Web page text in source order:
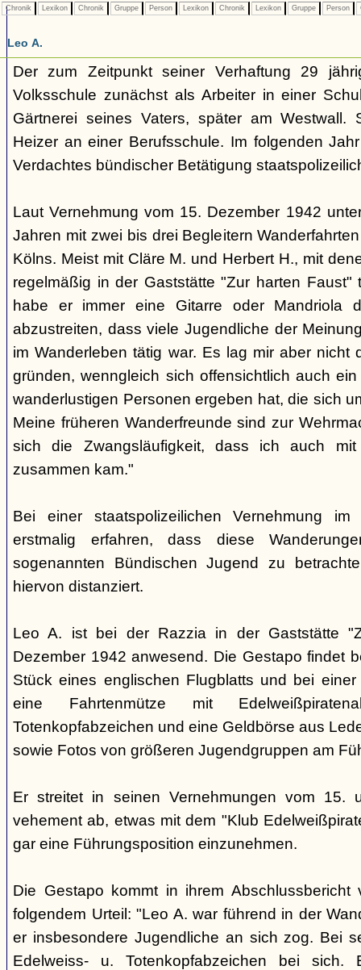
Chronik Lexikon Chronik Gruppe Person Lexikon Chronik Lexikon Gruppe Person
Leo A.
Der zum Zeitpunkt seiner Verhaftung 29
Volksschule zunächst als Arbeiter in einer
Gärtnerei seines Vaters, später am
Heizer an einer Berufsschule. Im folgenden
Verdachtes bündischer Betätigung
Laut Vernehmung vom 15. Dezember 1942
Jahren mit zwei bis drei Begleitern
Kölns. Meist mit Cläre M. und Herbert H., mit
regelmäßig in der Gaststätte "Zur harten Faust"
habe er immer eine Gitarre oder Mandriola
abzustreiten, dass viele Jugendliche der
im Wanderleben tätig war. Es lag mir aber nicht
gründen, wenngleich sich offensichtlich auch
wanderlustigen Personen ergeben hat, die sich
Meine früheren Wanderfreunde sind zur
sich die Zwangsläufigkeit, dass ich auch mit
zusammen kam."
Bei einer staatspolizeilichen Vernehmung
erstmalig erfahren, dass diese
sogenannten Bündischen Jugend zu
hiervon distanziert.
Leo A. ist bei der Razzia in der Gaststätte
Dezember 1942 anwesend. Die Gestapo findet
Stück eines englischen Flugblatts und bei einer
eine Fahrtenmütze mit
Totenkopfabzeichen und eine Geldbörse aus
sowie Fotos von größeren Jugendgruppen am
Er streitet in seinen Vernehmungen vom 15.
vehement ab, etwas mit dem "Klub
gar eine Führungsposition einzunehmen.
Die Gestapo kommt in ihrem
folgendem Urteil: "Leo A. war führend in der
er insbesondere Jugendliche an sich zog. Bei
Edelweiss- u. Totenkopfabzeichen bei sich.